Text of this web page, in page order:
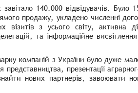
140.000 відвідувачів. Було
продажу, укладено численні
візитів з усього світу, активна
та інформаційне
компаній з Українибуло дуже
представництва, презентації
нових партнерів, завоювати